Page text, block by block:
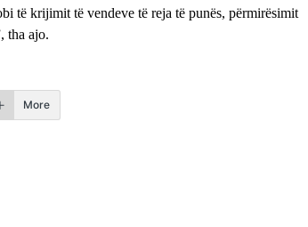
të krijimit të vendeve të reja të punës, përmirësimit
tha ajo.
More